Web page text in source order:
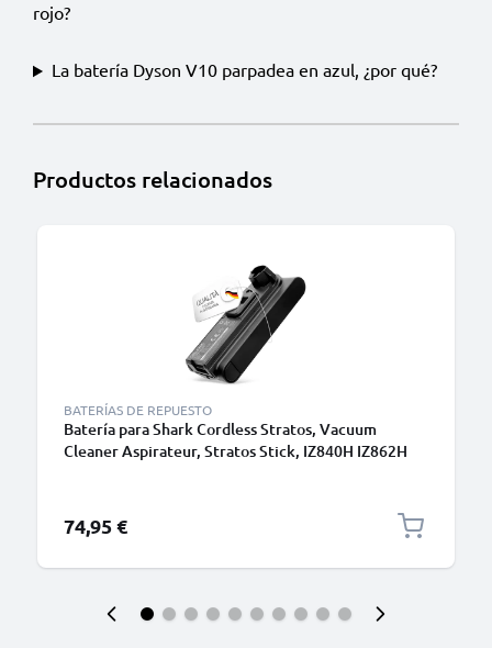
rojo?
La batería Dyson V10 parpadea en azul, ¿por qué?
Productos relacionados
BATERÍAS DE REPUESTO
Batería para Shark Cordless Stratos, Vacuum
Cleaner Aspirateur, Stratos Stick, IZ840H IZ862H
74,95 €